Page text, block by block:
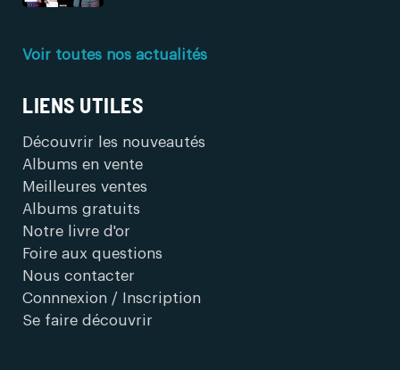
Voir toutes nos actualités
LIENS UTILES
Découvrir les nouveautés
Albums en vente
Meilleures ventes
Albums gratuits
Notre livre d'or
Foire aux questions
Nous contacter
Connnexion / Inscription
Se faire découvrir